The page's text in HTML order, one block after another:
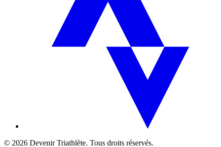
© 2026 Devenir Triathlète. Tous droits réservés.